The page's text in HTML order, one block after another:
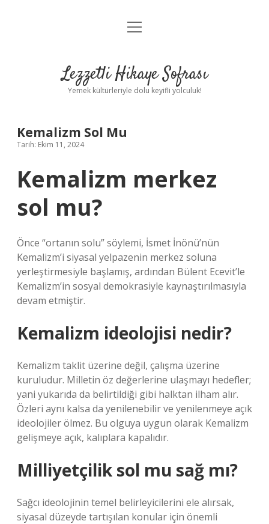
Anasayfa
Yasal Uyarı
menüyü
Lezzetli Hikaye Sofrası
Yemek kültürleriyle dolu keyifli yolculuk!
Kemalizm Sol Mu
Tarih: Ekim 11, 2024
Kemalizm merkez
sol mu?
Önce “ortanın solu” söylemi, İsmet İnönü’nün
Kemalizm’i siyasal yelpazenin merkez soluna
yerleştirmesiyle başlamış, ardından Bülent Ecevit’le
Kemalizm’in sosyal demokrasiyle kaynaştırılmasıyla
devam etmiştir.
Kemalizm ideolojisi nedir?
Kemalizm taklit üzerine değil, çalışma üzerine
kuruludur. Milletin öz değerlerine ulaşmayı hedefler;
yani yukarıda da belirtildiği gibi halktan ilham alır.
Özleri aynı kalsa da yenilenebilir ve yenilenmeye açık
ideolojiler ölmez. Bu olguya uygun olarak Kemalizm
gelişmeye açık, kalıplara kapalıdır.
Milliyetçilik sol mu sağ mı?
Sağcı ideolojinin temel belirleyicilerini ele alırsak,
siyasal düzeyde tartışılan konular için önemli